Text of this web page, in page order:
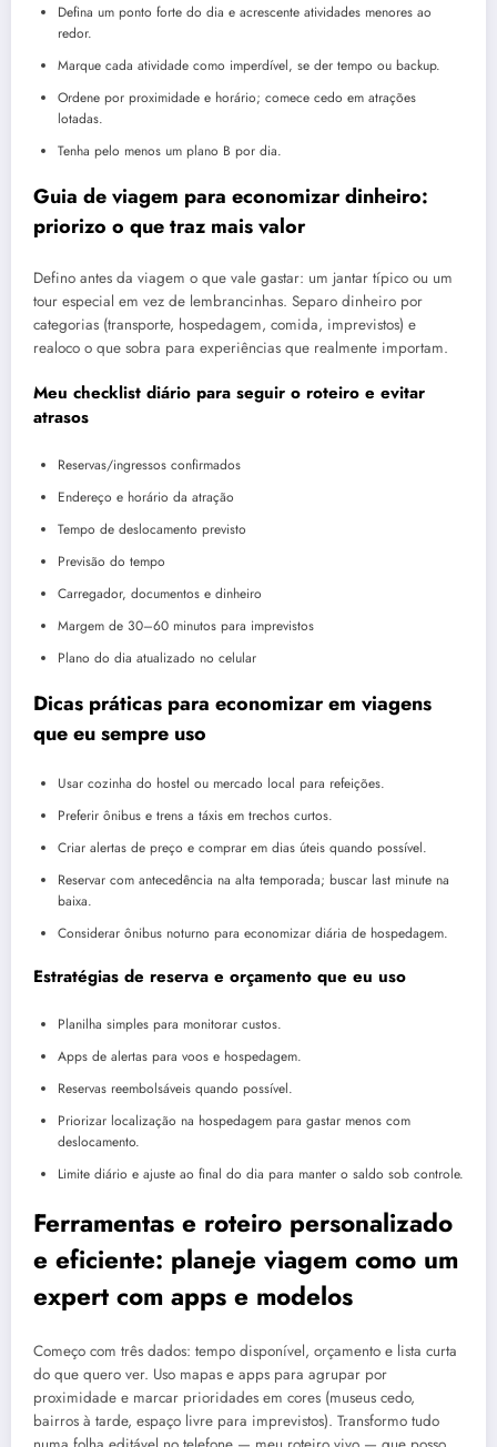
Defina um ponto forte do dia e acrescente atividades menores ao
redor.
Marque cada atividade como imperdível, se der tempo ou backup.
Ordene por proximidade e horário; comece cedo em atrações
lotadas.
Tenha pelo menos um plano B por dia.
Guia de viagem para economizar dinheiro:
priorizo o que traz mais valor
Defino antes da viagem o que vale gastar: um jantar típico ou um
tour especial em vez de lembrancinhas. Separo dinheiro por
categorias (transporte, hospedagem, comida, imprevistos) e
realoco o que sobra para experiências que realmente importam.
Meu checklist diário para seguir o roteiro e evitar
atrasos
Reservas/ingressos confirmados
Endereço e horário da atração
Tempo de deslocamento previsto
Previsão do tempo
Carregador, documentos e dinheiro
Margem de 30–60 minutos para imprevistos
Plano do dia atualizado no celular
Dicas práticas para economizar em viagens
que eu sempre uso
Usar cozinha do hostel ou mercado local para refeições.
Preferir ônibus e trens a táxis em trechos curtos.
Criar alertas de preço e comprar em dias úteis quando possível.
Reservar com antecedência na alta temporada; buscar last minute na
baixa.
Considerar ônibus noturno para economizar diária de hospedagem.
Estratégias de reserva e orçamento que eu uso
Planilha simples para monitorar custos.
Apps de alertas para voos e hospedagem.
Reservas reembolsáveis quando possível.
Priorizar localização na hospedagem para gastar menos com
deslocamento.
Limite diário e ajuste ao final do dia para manter o saldo sob controle.
Ferramentas e roteiro personalizado
e eficiente: planeje viagem como um
expert com apps e modelos
Começo com três dados: tempo disponível, orçamento e lista curta
do que quero ver. Uso mapas e apps para agrupar por
proximidade e marcar prioridades em cores (museus cedo,
bairros à tarde, espaço livre para imprevistos). Transformo tudo